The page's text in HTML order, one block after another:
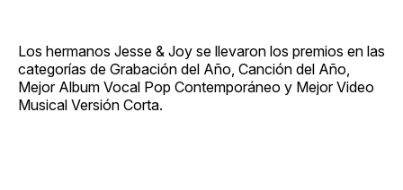
Los hermanos Jesse & Joy se llevaron los premios en las
categorías de Grabación del Año, Canción del Año,
Mejor Album Vocal Pop Contemporáneo y Mejor Video
Musical Versión Corta.